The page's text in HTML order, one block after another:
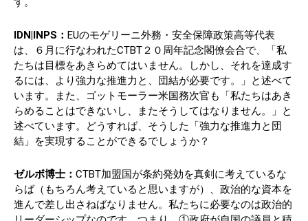
IDN|INPS： EUのモゲリーニ外務・安全保障政策高等代表
は、６月に行なわれたCTBT２０周年記念閣僚会合で、「私
たちは目標をあきらめてはいません。しかし、それを達成す
るには、より強力な推進力と、団結が必要です。」と述べて
います。また、ゴットモーラー米国務次官も「私たちはあき
らめることはできないし、またそうしてはなりません。」と
述べています。どうすれば、そうした「強力な推進力と団
結」を実現することができるでしょうか？
ゼルボ博士： CTBT加盟国が条約発効を真剣に考えているな
らば（もちろん考えていると思いますが）、政治的な資本を
進んで差し出さねばなりません。私たちに必要なのは政治的